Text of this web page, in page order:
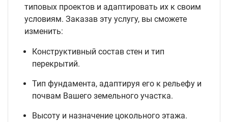
типовых проектов и адаптировать их к своим
условиям. Заказав эту услугу, вы сможете
изменить:
Конструктивный состав стен и тип
перекрытий.
Тип фундамента, адаптируя его к рельефу и
почвам Вашего земельного участка.
Высоту и назначение цокольного этажа.